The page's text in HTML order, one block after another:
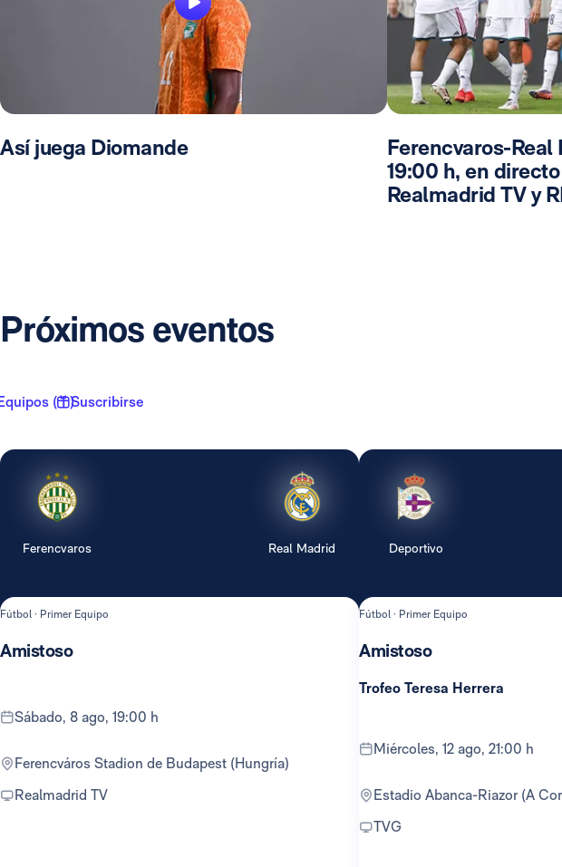
Así juega Diomande
Ferencvaros-
19:00 h, en
Realmadrid TV y
Próximos eventos
( 1 )Suscribirse
Ferencvaros Real Madrid
Fútbol · Primer Equipo
Amistoso
sábado, 8 ago, 19:00 h
Ferencváros Stadion de Budapest (Hungría)
Realmadrid TV
Deportivo
Fútbol · Primer Equipo
Amistoso
Trofeo Teresa Herrera
miércoles, 12 ago, 21:00 h
Estadio Abanca-Riazor (A
TVG